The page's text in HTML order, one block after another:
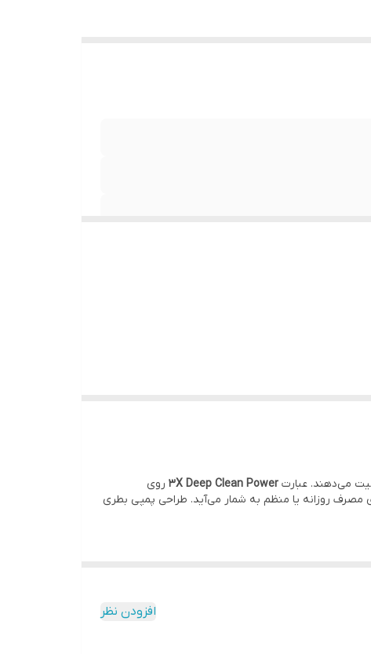
می‌دهند. عبارت 3X Deep Clean Power روی
روزانه یا منظم به شمار می‌آید. طراحی پمپی بطری
افزودن نظر